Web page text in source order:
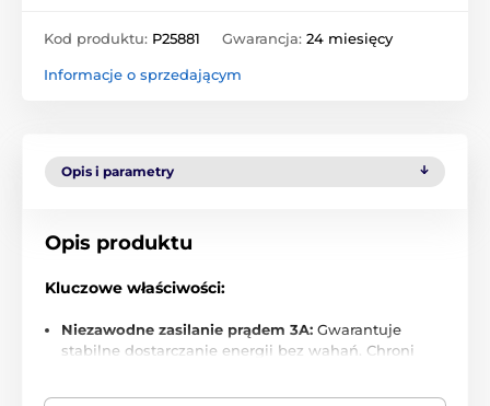
Kod produktu: P25881 Gwarancja: 24 miesięcy
Informacje o sprzedającym
Opis i parametry
Opis produktu
Kluczowe właściwości:
Niezawodne zasilanie prądem 3A: Gwarantuje
stabilne dostarczanie energii bez wahań. Chroni